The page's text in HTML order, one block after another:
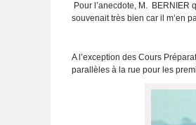
Pour l’anecdote, M. BERNIER
souvenait très bien car il m’en
A l’exception des Cours
parallèles à la rue pour les